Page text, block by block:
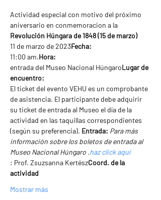
Actividad especial con motivo del próximo
aniversario en conmemoracion a la
Revolución Húngara de 1848 (15 de marzo)
11 de marzo de 2023Fecha:
11:00 am.Hora:
entrada del Museo Nacional HúngaroLugar de
encuentro:
El ticket del evento VEHU es un comprobante
de asistencia. El participante debe adquirir
su ticket de entrada al Museo el día de la
actividad en las taquillas correspondientes
(según su preferencia). Entrada: Para más
información sobre los boletos de entrada al
Museo Nacional Húngaro .haz click aquí
: Prof. Zsuzsanna KertészCoord. de la
actividad
Mostrar más